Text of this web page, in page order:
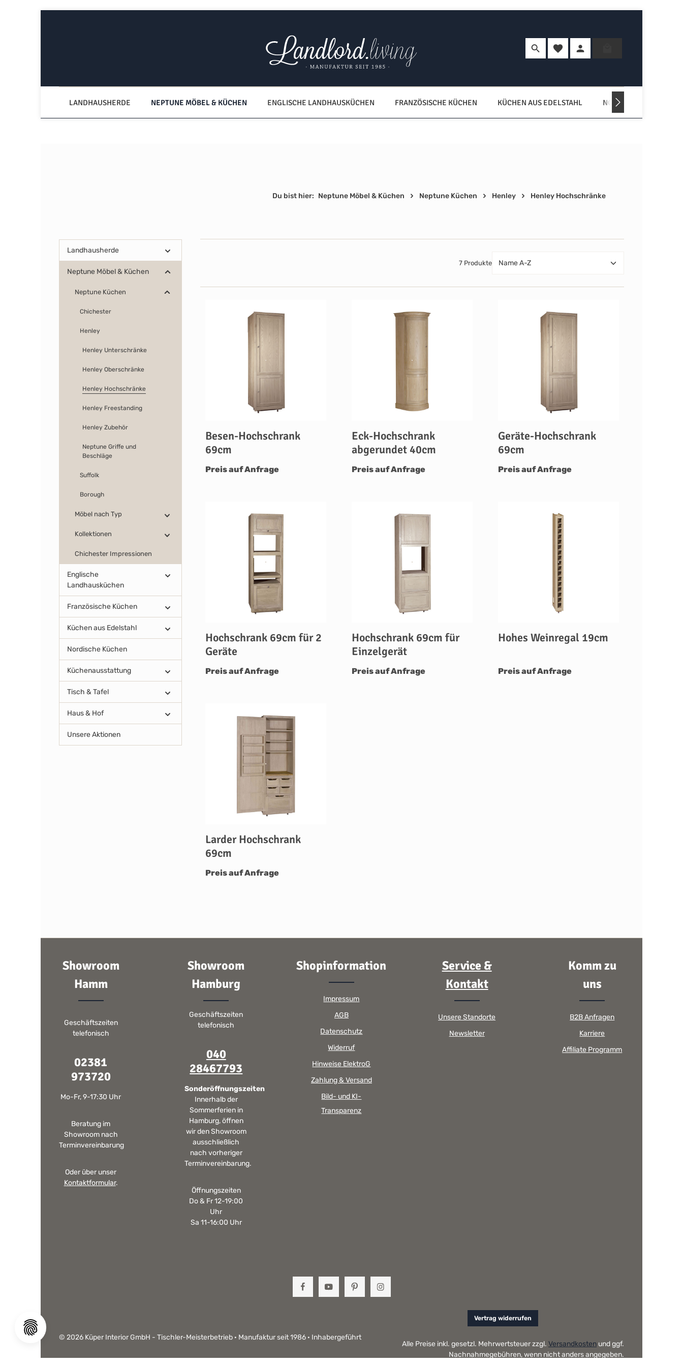
Du hast 0 Produkte auf dem Merkzettel
LANDHAUSHERDE NEPTUNE MÖBEL & KÜCHEN ENGLISCHE LANDHAUSKÜCHEN FRANZÖSISCHE KÜCHEN KÜCHEN AUS EDELSTAHL NORDISCHE KÜCHEN
Du bist hier: Neptune Möbel & Küchen Neptune Küchen Henley Henley Hochschränke
Landhausherde
Neptune Möbel & Küchen
Neptune Küchen
Chichester
Henley
Henley Unterschränke
Henley Oberschränke
Henley Hochschränke
Henley Freestanding
Henley Zubehör
Neptune Griffe und
Beschläge
Suffolk
Borough
Möbel nach Typ
Kollektionen
Chichester Impressionen
Englische
Landhausküchen
Französische Küchen
Küchen aus Edelstahl
Nordische Küchen
Küchenausstattung
Tisch & Tafel
Haus & Hof
Unsere Aktionen
7 Produkte
Besen-Hochschrank
69cm
Preis auf Anfrage
Eck-Hochschrank
abgerundet 40cm
Preis auf Anfrage
Geräte-Hochschrank
69cm
Preis auf Anfrage
Hochschrank 69cm für 2
Geräte
Preis auf Anfrage
Hochschrank 69cm für
Einzelgerät
Preis auf Anfrage
Hohes Weinregal 19cm
Preis auf Anfrage
Larder Hochschrank
69cm
Preis auf Anfrage
Showroom
Hamm
Geschäftszeiten
telefonisch
02381
973720
Mo-Fr, 9-17:30 Uhr
Beratung im
Showroom nach
Terminvereinbarung
Oder über unser
Kontaktformular.
Showroom
Hamburg
Geschäftszeiten
telefonisch
040
28467793
Sonderöffnungszeiten
Innerhalb der
Sommerferien in
Hamburg, öffnen
wir den Showroom
ausschließlich
nach vorheriger
Terminvereinbarung.
Öffnungszeiten
Do & Fr 12-19:00
Uhr
Sa 11-16:00 Uhr
Shopinformation
Impressum
AGB
Datenschutz
Widerruf
Hinweise ElektroG
Zahlung & Versand
Bild- und KI-
Transparenz
Service &
Kontakt
Unsere Standorte
Newsletter
Komm zu
uns
B2B Anfragen
Karriere
Affiliate Programm
© 2026 Küper Interior GmbH - Tischler-Meisterbetrieb · Manufaktur seit 1986 · Inhabergeführt
Vertrag widerrufen
Alle Preise inkl. gesetzl. Mehrwertsteuer zzgl. Versandkosten und ggf.
Nachnahmegebühren, wenn nicht anders angegeben.